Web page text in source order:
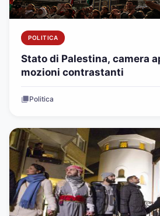
POLITICA
Stato di Palestina, camera
mozioni contrastanti
Politica